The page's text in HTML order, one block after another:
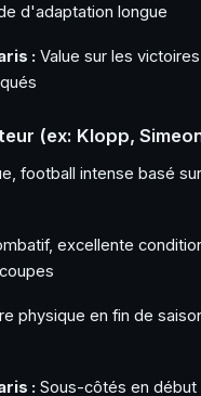
d'adaptation longue
: Value sur les
(ex: Klopp,
football intense basé
excellente
physique en fin de
: Sous-côtés en début